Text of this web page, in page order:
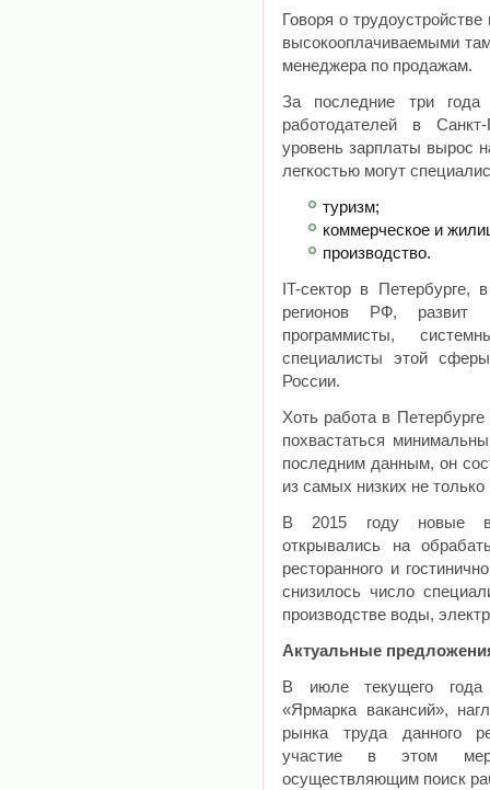
Говоря о
высокооплачиваемыми
менеджера по продажам.
За последние три года
работодателей в
уровень зарплаты вырос
легкостью могут
туризм;
коммерческое и
производство.
IT-сектор в
регионов РФ,
программисты,
специалисты этой
России.
Хоть работа в
похвастаться
последним данным, он
из самых низких не
В 2015 году новые
открывались на
ресторанного и
снизилось число
производстве воды,
Актуальные
В июле текущего года
«Ярмарка вакансий»,
рынка труда данного
участие в этом
осуществляющим поиск